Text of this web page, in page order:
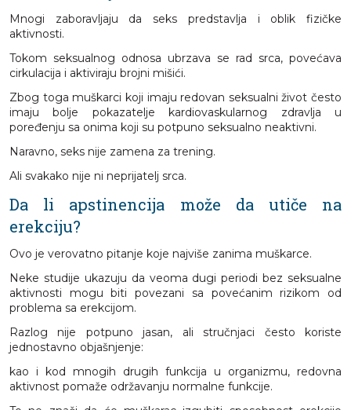
Mnogi zaboravljaju da seks predstavlja i oblik fizičke
aktivnosti.
Tokom seksualnog odnosa ubrzava se rad srca, povećava
cirkulacija i aktiviraju brojni mišići.
Zbog toga muškarci koji imaju redovan seksualni život često
imaju bolje pokazatelje kardiovaskularnog zdravlja u
poređenju sa onima koji su potpuno seksualno neaktivni.
Naravno, seks nije zamena za trening.
Ali svakako nije ni neprijatelj srca.
Da li apstinencija može da utiče na
erekciju?
Ovo je verovatno pitanje koje najviše zanima muškarce.
Neke studije ukazuju da veoma dugi periodi bez seksualne
aktivnosti mogu biti povezani sa povećanim rizikom od
problema sa erekcijom.
Razlog nije potpuno jasan, ali stručnjaci često koriste
jednostavno objašnjenje:
kao i kod mnogih drugih funkcija u organizmu, redovna
aktivnost pomaže održavanju normalne funkcije.